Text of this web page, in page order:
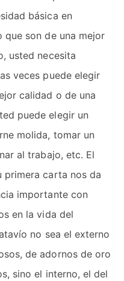
básica en
que son de una mejor
usted necesita
veces puede elegir
calidad o de una
puede elegir un
molida, tomar un
al trabajo, etc. El
primera carta nos da
importante con
en la vida del
no sea el externo
de adornos de oro
sino el interno, el del